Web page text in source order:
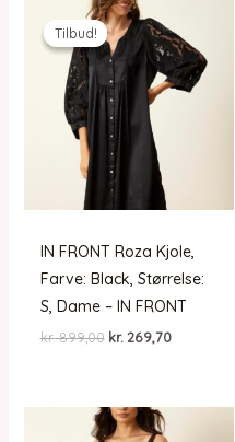
Tilbud!
Tilbud!
IN FRONT Roza Kjole,
Farve: Black, Størrelse:
S, Dame – IN FRONT
kr.899,00 Den
kr. 899,00.
kr. 269,70Den
kr. 269,70.